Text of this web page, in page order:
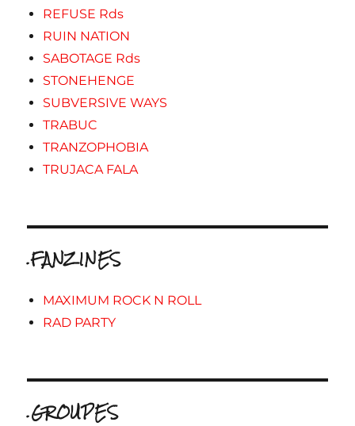
REFUSE Rds
RUIN NATION
SABOTAGE Rds
STONEHENGE
SUBVERSIVE WAYS
TRABUC
TRANZOPHOBIA
TRUJACA FALA
.FANZINES
MAXIMUM ROCK N ROLL
RAD PARTY
.GROUPES